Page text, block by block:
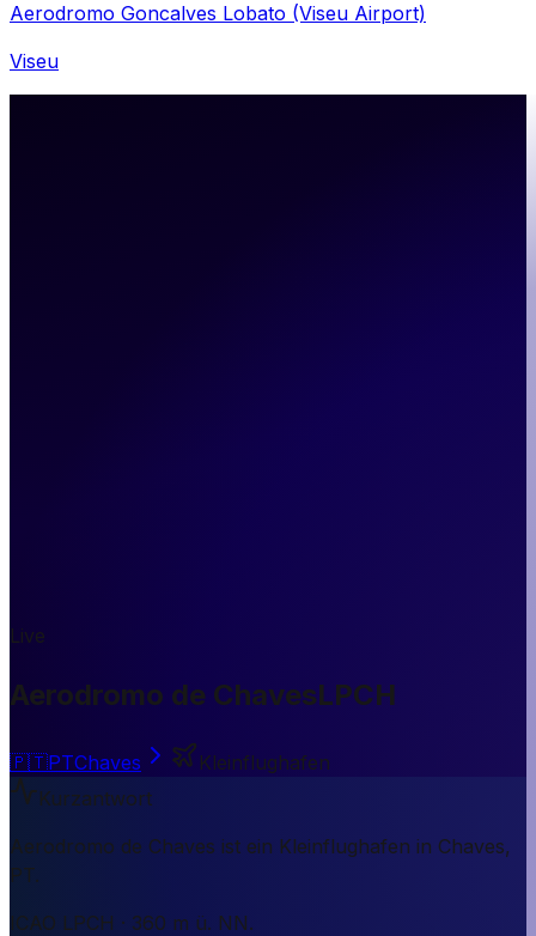
Aerodromo Goncalves Lobato (Viseu Airport)
Viseu
Live
Aerodromo de ChavesLPCH
🇵🇹PTChaves
Kleinflughafen
Kurzantwort
Aerodromo de Chaves ist ein Kleinflughafen in Chaves,
PT.
ICAO LPCH · 360 m ü. NN.